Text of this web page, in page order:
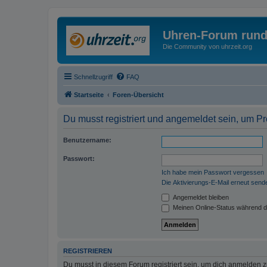
Uhren-Forum
Die Community von uhrzeit.org
Schnellzugriff FAQ
Startseite Foren-Übersicht
Du musst registriert und angemeldet sein, um
Benutzername:
Passwort:
Ich habe mein Passwort vergessen
Die Aktivierungs-E-Mail erneut
Angemeldet bleiben
Meinen Online-Status während
REGISTRIEREN
Du musst in diesem Forum registriert sein, um dich